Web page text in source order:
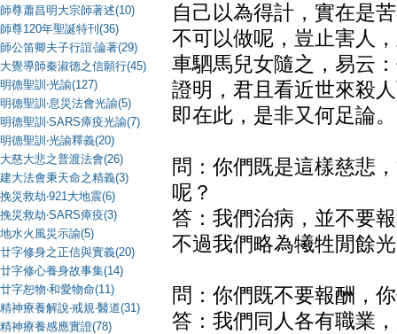
師尊蕭昌明大宗師著述(10)
師尊120年聖誕特刊(36)
師公笛卿夫子行誼‧論著(29)
大覺導師秦淑德之信願行(45)
明德聖訓‧光諭(127)
明德聖訓‧息災法會光諭(5)
明德聖訓‧SARS瘴疫光諭(7)
明德聖訓‧光諭釋義(20)
大慈大悲之普渡法會(26)
建大法會秉天命之精義(3)
挽災救劫‧921大地震(6)
挽災救劫‧SARS瘴疫(3)
地水火風災示諭(5)
廿字修身之正信與實義(20)
廿字修心養身故事集(14)
廿字恕物‧和愛物命(11)
精神療養解說‧戒規‧醫道(31)
精神療養感應實證(78)
自己以為得計，實在是
不可以做呢，豈止害人
車駟馬兒女隨之，易云
證明，君且看近世來殺
即在此，是非又何足論。
問：你們既是這樣慈悲
呢？
答：我們治病，並不要
不過我們略為犧牲閒餘
問：你們既不要報酬，
答：我們同人各有職業